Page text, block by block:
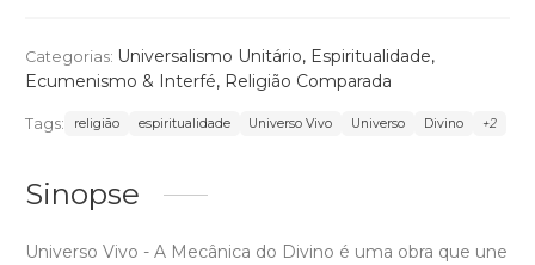
Categorias: Universalismo Unitário, Espiritualidade,
Ecumenismo & Interfé, Religião Comparada
Tags: religião espiritualidade Universo Vivo Universo Divino +2
Sinopse
Universo Vivo - A Mecânica do Divino é uma obra que une